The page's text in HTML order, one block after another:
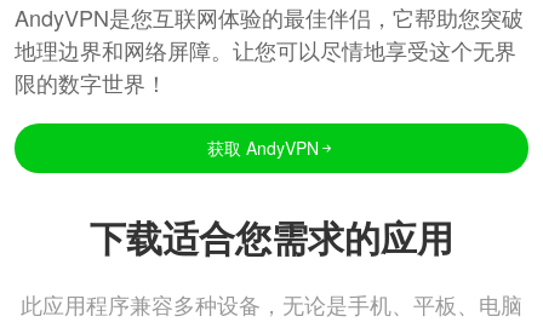
AndyVPN是您互联网体验的最佳伴侣，它帮助您突破
地理边界和网络屏障。让您可以尽情地享受这个无界
限的数字世界！
获取 AndyVPN
下载适合您需求的应用
此应用程序兼容多种设备，无论是手机、平板、电脑